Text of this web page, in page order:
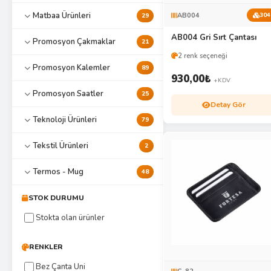
Matbaa Ürünleri 29
Promosyon Çakmaklar 21
Promosyon Kalemler 89
Promosyon Saatler 25
Teknoloji Ürünleri 79
Tekstil Ürünleri 2
Termos - Mug 48
STOK DURUMU
Stokta olan ürünler
RENKLER
Bez Çanta Uni
AB004 304
AB004 Gri Sırt Çantası
2 renk seçeneği
930,00₺ +KDV
Detay Gör